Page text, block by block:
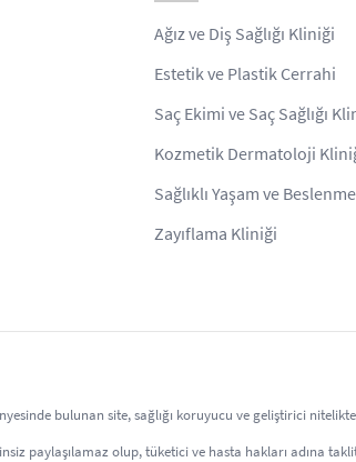
Ağız ve Diş Sağlığı Kliniği
Estetik ve Plastik Cerrahi
Saç Ekimi ve Saç Sağlığı
Kozmetik Dermatoloji
Sağlıklı Yaşam ve
Zayıflama Kliniği
bulunan site, sağlığı koruyucu ve geliştirici
paylaşılamaz olup, tüketici ve hasta hakları adına